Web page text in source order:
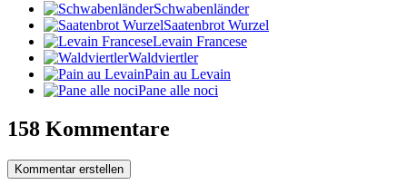
Schwabenländer
Saatenbrot Wurzel
Levain Francese
Waldviertler
Pain au Levain
Pane alle noci
158 Kommentare
Kommentar erstellen